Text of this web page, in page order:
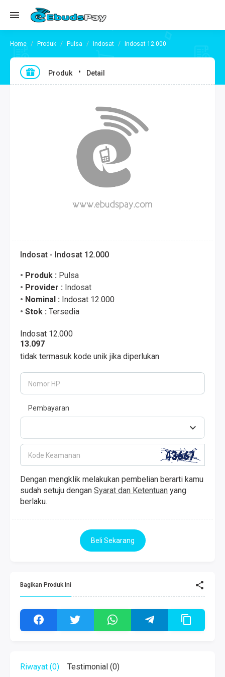
Produk Pulsa Indosat Indosat 12.000
Produk Detail
Indosat - Indosat 12.000
Produk : Pulsa
Provider : Indosat
Nominal : Indosat 12.000
Stok : Tersedia
Indosat 12.000
13.097
tidak termasuk kode unik jika diperlukan
Nomor HP
Pembayaran
Kode Keamanan
Dengan mengklik melakukan pembelian berarti kamu
sudah setuju dengan Syarat dan Ketentuan yang
berlaku.
Beli Sekarang
Bagikan Produk Ini
Riwayat (0) Testimonial (0)